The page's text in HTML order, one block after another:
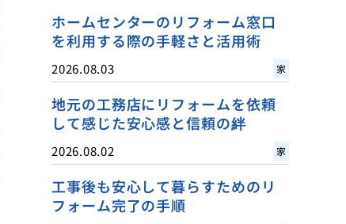
ホームセンターのリフォーム窓口
を利用する際の手軽さと活用術
2026.08.03 家
地元の工務店にリフォームを依頼
して感じた安心感と信頼の絆
2026.08.02 家
工事後も安心して暮らすためのリ
フォーム完了の手順